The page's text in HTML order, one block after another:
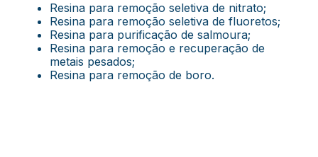
Resina para remoção seletiva de nitrato;
Resina para remoção seletiva de fluoretos;
Resina para purificação de salmoura;
Resina para remoção e recuperação de
metais pesados;
Resina para remoção de boro.